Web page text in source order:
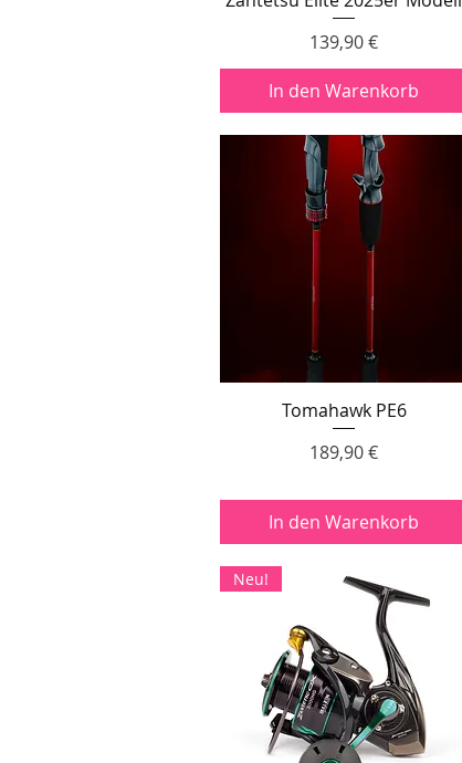
Preis
139,90 €
In den Warenkorb
Schnellansicht
Tomahawk PE6
Preis
189,90 €
In den Warenkorb
Neu!